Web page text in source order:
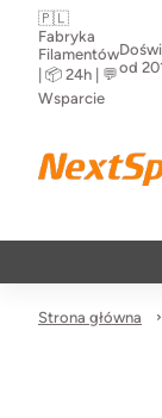
🇵🇱
Fabryka
Filamentów
| 📦 24h | 💬
Wsparcie
od
Strona główna